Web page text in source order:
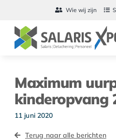
inhoud
Wie wij zijn
Maximum
kinderopvang
11 juni 2020
Terug naar alle berichten